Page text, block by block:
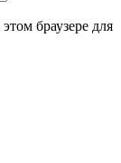
браузере для